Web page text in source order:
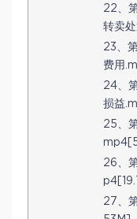
22、
转卖
23、
费用
24、
损益
25、
26、
27、